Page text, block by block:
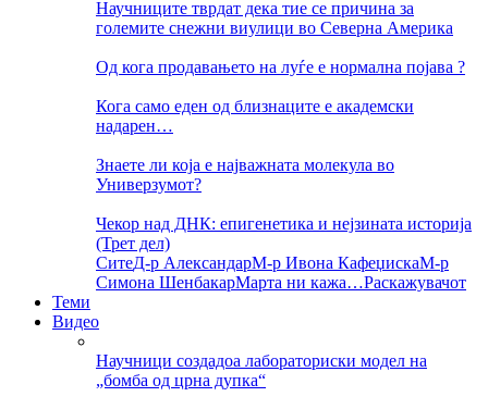
Научниците тврдат дека тие се причина за
големите снежни виулици во Северна Америка
Од кога продавањето на луѓе е нормална појава ?
Кога само еден од близнаците е академски
надарен…
Знаете ли која е најважната молекула во
Универзумот?
Чекор над ДНК: епигенетика и нејзината историја
(Трет дел)
СитеД-р АлександарМ-р Ивона КафеџискаМ-р
Симона ШенбакарМарта ни кажа…Раскажувачот
Теми
Видео
Научници создадоа лабораториски модел на
„бомба од црна дупка“